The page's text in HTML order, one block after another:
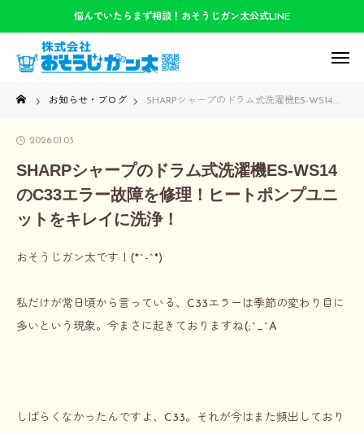
悩んでいたらまず相談！おそうじガン太公式LINE
お知らせ・ブログ SHARPシャープのドラム式洗濯機ES-WS14のC33エラー故障を修理！ヒートポンプユニットをキレイに洗浄！
2026.01.03
SHARPシャープのドラム式洗濯機ES-WS14
のC33エラー故障を修理！ヒートポンプユニ
ットをキレイに洗浄！
おそうじガン太です！(*^-^*)
私だけが常日頃から言っている、C33エラーは季節の変わり目に
多いという現象。今まさに起きておりますね(;^_^A
しばらくなかったんですよ、C33。それが今はまた頻出しており